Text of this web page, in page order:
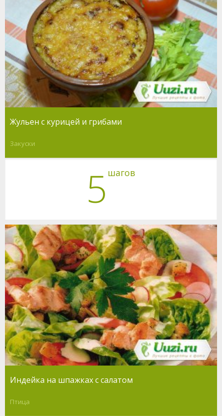
Жульен с курицей и грибами
Закуски
5 шагов
Индейка на шпажках с салатом
Птица